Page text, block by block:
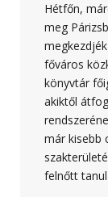
Hétfőn,
meg
főváros
könyvtár
akiktől
már kisebb
felnőtt